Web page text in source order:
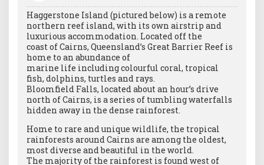
Haggerstone Island (pictured below) is a remote
northern reef island, with its own airstrip and
luxurious accommodation. Located off the
coast of Cairns, Queensland’s Great Barrier Reef is
home to an abundance of
marine life including colourful coral, tropical
fish, dolphins, turtles and rays.
Bloomfield Falls, located about an hour’s drive
north of Cairns, is a series of tumbling waterfalls
hidden away in the dense rainforest.
Home to rare and unique wildlife, the tropical
rainforests around Cairns are among the oldest,
most diverse and beautiful in the world.
The majority of the rainforest is found west of